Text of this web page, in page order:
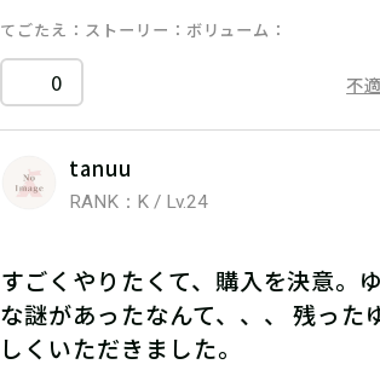
てごたえ ストーリー ボリューム
0 不
tanuu
RANK：K / Lv.24
すごくやりたくて、購入を決意。
な謎があったなんて、、、 残った
しくいただきました。